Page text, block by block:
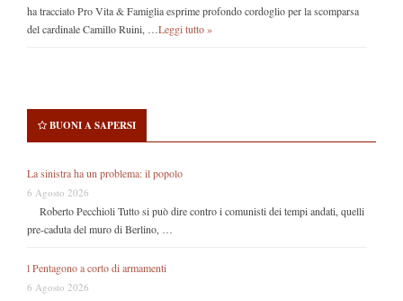
ha tracciato Pro Vita & Famiglia esprime profondo cordoglio per la scomparsa
del cardinale Camillo Ruini, … Leggi tutto »
BUONI A SAPERSI
La sinistra ha un problema: il popolo
6 Agosto 2026
Roberto Pecchioli Tutto si può dire contro i comunisti dei tempi andati, quelli
pre-caduta del muro di Berlino, …
l Pentagono a corto di armamenti
6 Agosto 2026